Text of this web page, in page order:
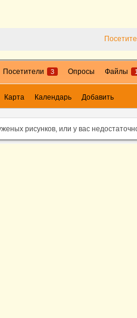
Посетители 3 Опросы Файлы
Карта Календарь Добавить
рисунков, или у вас